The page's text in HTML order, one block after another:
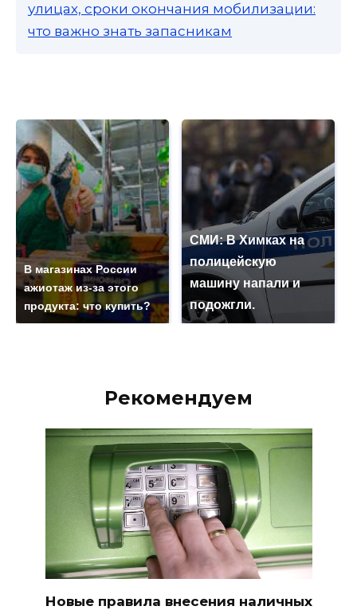
улицах, сроки окончания мобилизации:
что важно знать запасникам
В магазинах России
ажиотаж из-за этого
продукта: что купить?
СМИ: В Химках на
полицейскую
машину напали и
подожгли.
Рекомендуем
Новые правила внесения наличных